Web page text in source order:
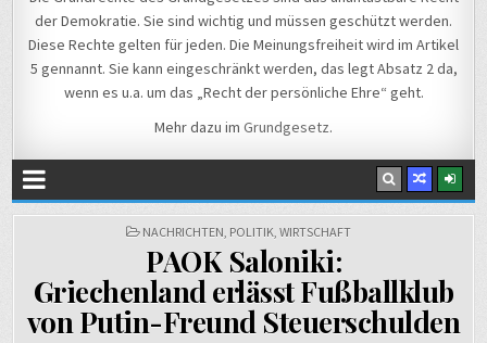
der Demokratie. Sie sind wichtig und müssen geschützt werden.
Diese Rechte gelten für jeden. Die Meinungsfreiheit wird im Artikel
5 gennannt. Sie kann eingeschränkt werden, das legt Absatz 2 da,
wenn es u.a. um das „Recht der persönliche Ehre“ geht.
Mehr dazu im Grundgesetz.
POSTED
NACHRICHTEN, POLITIK, WIRTSCHAFT
PAOK Saloniki:
Griechenland erlässt Fußballklub
von Putin-Freund Steuerschulden